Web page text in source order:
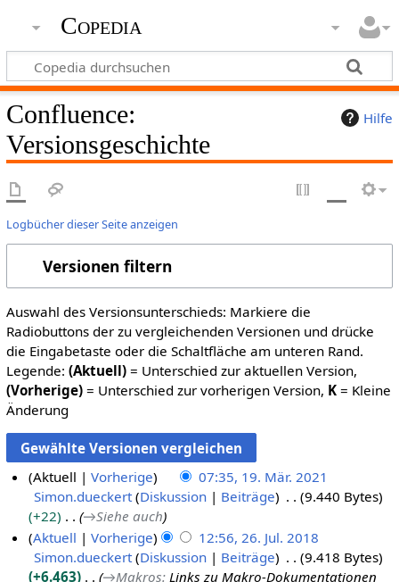
Copedia
Hilfe
Confluence:
Versionsgeschichte
Logbücher dieser Seite anzeigen
Versionen filtern
Auswahl des Versionsunterschieds: Markiere die
Radiobuttons der zu vergleichenden Versionen und drücke
die Eingabetaste oder die Schaltfläche am unteren Rand.
Legende: (Aktuell)= Unterschied zur aktuellen Version,
(Vorherige)= Unterschied zur vorherigen Version, K= Kleine
Änderung
Aktuell Vorherige
07:35, 19. Mär. 2021
Simon.dueckert Diskussion Beiträge
9.440 Bytes
+22
→Siehe auch
Aktuell Vorherige
12:56, 26. Jul. 2018
Simon.dueckert Diskussion Beiträge
9.418 Bytes
+6.463
→Makros:Links zu Makro-Dokumentationen